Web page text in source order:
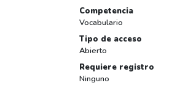
Competencia
Vocabulario
Tipo de acceso
Abierto
Requiere registro
Ninguno